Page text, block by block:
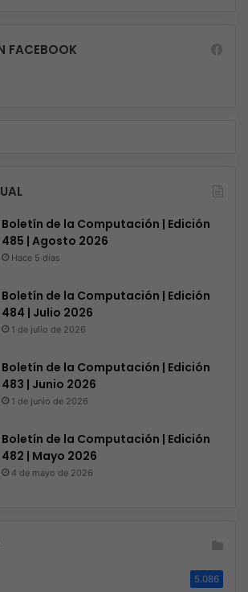
FACEBOOK
Boletín de la Computación | Edición
485 | Agosto 2026
Hace 5 días
Boletín de la Computación | Edición
484 | Julio 2026
1 de julio de 2026
Boletín de la Computación | Edición
483 | Junio 2026
1 de junio de 2026
Boletín de la Computación | Edición
482 | Mayo 2026
4 de mayo de 2026
5.086